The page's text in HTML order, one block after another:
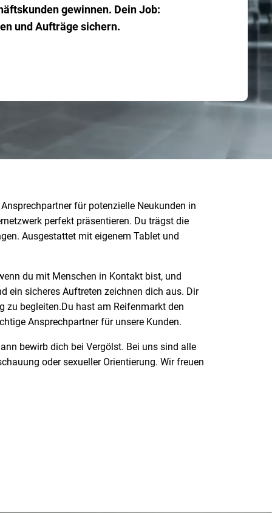
gewinnen. Dein Job:
und Aufträge sichern.
für potenzielle Neukunden in
perfekt präsentieren. Du trägst die
Ausgestattet mit eigenem Tablet und
du mit Menschen in Kontakt bist, und
ein sicheres Auftreten zeichnen dich aus. Dir
zu begleiten.Du hast am Reifenmarkt den
Ansprechpartner für unsere Kunden.
bewirb dich bei Vergölst. Bei uns sind alle
oder sexueller Orientierung. Wir freuen